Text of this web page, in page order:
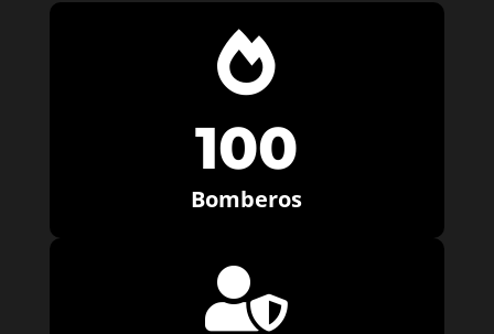

100
Bomberos
